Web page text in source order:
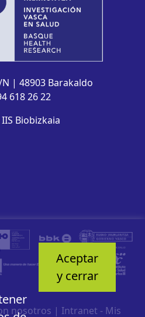
N | 48903 Barakaldo
618 26 22
Biobizkaia
Aceptar
y cerrar
nosotros | Intranet - Mis